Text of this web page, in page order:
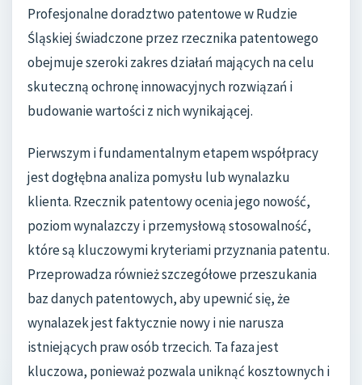
Profesjonalne doradztwo patentowe w Rudzie
Śląskiej świadczone przez rzecznika patentowego
obejmuje szeroki zakres działań mających na celu
skuteczną ochronę innowacyjnych rozwiązań i
budowanie wartości z nich wynikającej.
Pierwszym i fundamentalnym etapem współpracy
jest dogłębna analiza pomysłu lub wynalazku
klienta. Rzecznik patentowy ocenia jego nowość,
poziom wynalazczy i przemysłową stosowalność,
które są kluczowymi kryteriami przyznania patentu.
Przeprowadza również szczegółowe przeszukania
baz danych patentowych, aby upewnić się, że
wynalazek jest faktycznie nowy i nie narusza
istniejących praw osób trzecich. Ta faza jest
kluczowa, ponieważ pozwala uniknąć kosztownych i